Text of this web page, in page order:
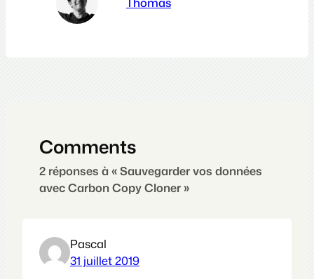
Comments
2 réponses à « Sauvegarder vos données
avec Carbon Copy Cloner »
Pascal
31 juillet 2019